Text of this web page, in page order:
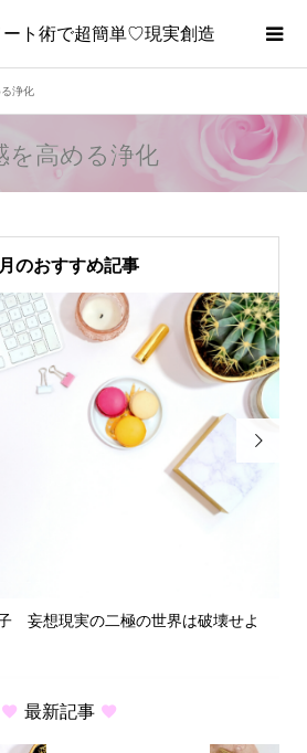
ト術で超簡単♡現実創造
浄化
を高める浄化
のおすすめ記事
妄想現実の二極の世界は破壊せよ

最新記事